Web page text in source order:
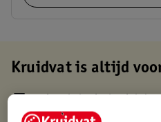
Kruidvat is altijd
Op werkdagen voor 22:00